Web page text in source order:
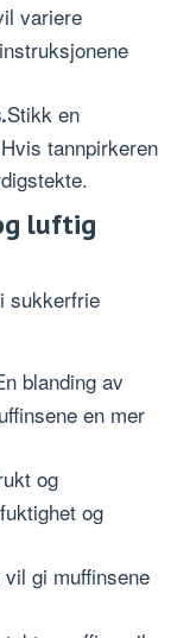
variere
Stikk en
tannpirkeren
luftig
sukkerfrie
blanding av
en mer
og
og
gi muffinsene